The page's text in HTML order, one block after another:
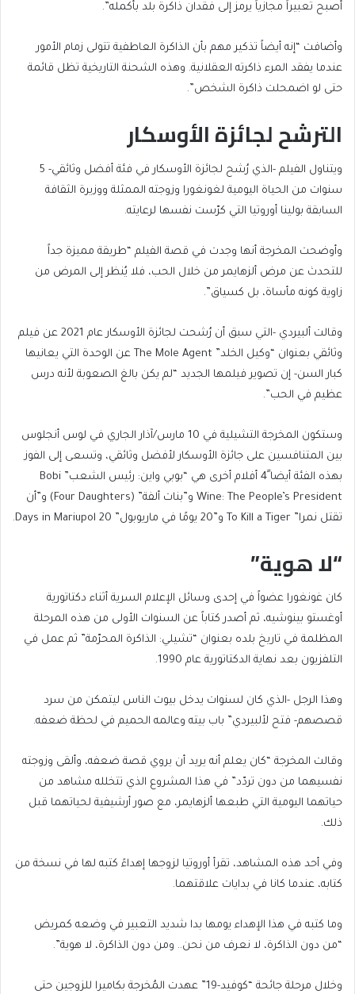
أصبح تعبيراً مجازياً يرمز إلى فقدان ذاكرة بلد بأكمله”.
وأضافت “إنه أيضاً تذكير مهم بأن الذاكرة العاطفية تتولى زمام الأمور
عندما يفقد المرء ذاكرته العقلانية. وهذه الشحنة التاريخية تظل قائمة
حتى لو اضمحلت ذاكرة الشخص”.
الترشح لجائزة الأوسكار
ويتناول الفيلم -الذي رُشح لجائزة الأوسكار في فئة أفضل وثائقي- 5
سنوات من الحياة اليومية لغونغورا وزوجته الممثلة ووزيرة الثقافة
السابقة بولينا أوروتيا التي كرّست نفسها لرعايته.
وأوضحت المخرجة أنها وجدت في قصة الفيلم “طريقة مميزة جداً
للتحدث عن مرض ألزهايمر من خلال الحب، فلا يُنظر إلى المرض من
زاوية كونه مأساة، بل كسياق”.
وقالت ألبيردي -التي سبق أن رُشحت لجائزة الأوسكار عام 2021 عن فيلم
وثائقي بعنوان “وكيل الخلد” The Mole Agent عن الوحدة التي يعانيها
كبار السن- إن تصوير فيلمها الجديد “لم يكن بالغ الصعوبة لأنه درس
عظيم في الحب”.
وستكون المخرجة التشيلية في 10 مارس/آذار الجاري في لوس أنجلوس
بين المتنافسين على جائزة الأوسكار لأفضل وثائقي، وتسعى إلى الفوز
بهذه الفئة أيضا ً4 أفلام أخرى هي “بوبي واين: رئيس الشعب” Bobi
Wine: The People’s President و”بنات ألفة” (Four Daughters) و”أن
تقتل نمرا” To Kill a Tiger و”20 يومًا في ماريوبول” 20 Days in Mariupol.
“لا هوية”
كان غونغورا عضواً في إحدى وسائل الإعلام السرية أثناء دكتاتورية
أوغستو بينوشيه، ثم أصدر كتاباً عن السنوات الأولى من هذه المرحلة
المظلمة في تاريخ بلده بعنوان “تشيلي: الذاكرة المحرّمة” ثم عمل في
التلفزيون بعد نهاية الدكتاتورية عام 1990.
وهذا الرجل -الذي كان لسنوات يدخل بيوت الناس ليتمكن من سرد
قصصهم- فتح لألبيردي” باب بيته وعالمه الحميم في لحظة ضعفه.
وقالت المخرجة “كان يعلم أنه يريد أن يروي قصة ضعفه، وألقى وزوجته
نفسيهما من دون تردّد” في هذا المشروع الذي تتخلله مشاهد من
حياتهما اليومية التي طبعها ألزهايمر، مع صور أرشيفية لحياتهما قبل
ذلك.
وفي أحد هذه المشاهد، تقرأ أوروتيا لزوجها إهداءً كتبه لها في نسخة من
كتابه، عندما كانا في بدايات علاقتهما.
وما كتبه في هذا الإهداء يومها بدا شديد التعبير في وضعه كمريض
“من دون الذاكرة، لا نعرف من نحن.. ومن دون الذاكرة، لا هوية”.
وخلال مرحلة جائحة “كوفيد-19” عهدت المُخرجة بكاميرا للزوجين حتى